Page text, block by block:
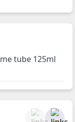
tube 125ml